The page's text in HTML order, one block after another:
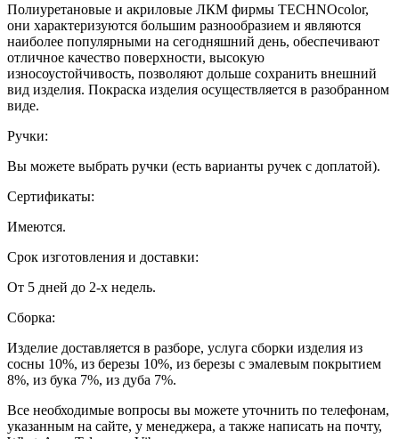
Полиуретановые и акриловые ЛКМ фирмы TECHNOcolor,
они характеризуются большим разнообразием и являются
наиболее популярными на сегодняшний день, обеспечивают
отличное качество поверхности, высокую
износоустойчивость, позволяют дольше сохранить внешний
вид изделия. Покраска изделия осуществляется в разобранном
виде.
Ручки:
Вы можете выбрать ручки (есть варианты ручек с доплатой).
Сертификаты:
Имеются.
Срок изготовления и доставки:
От 5 дней до 2-х недель.
Сборка:
Изделие доставляется в разборе, услуга сборки изделия из
сосны 10%, из березы 10%, из березы с эмалевым покрытием
8%, из бука 7%, из дуба 7%.
Все необходимые вопросы вы можете уточнить по телефонам,
указанным на сайте, у менеджера, а также написать на почту,